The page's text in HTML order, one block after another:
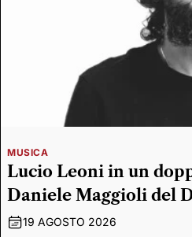
MUSICA
Lucio Leoni in un
Daniele Maggioli del
19 AGOSTO 2026